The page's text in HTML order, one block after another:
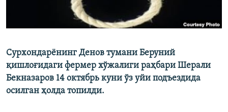
Сурхондарёнинг Денов тумани Беруний
қишлоғидаги фермер хўжалиги раҳбари Шерали
Бекназаров 14 октябрь куни ўз уйи подъездида
осилган ҳолда топилди.